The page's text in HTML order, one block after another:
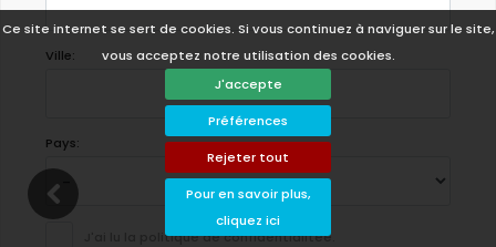
Ce site internet se sert de cookies. Si vous continuez à naviguer sur le site,
vous acceptez notre utilisation des cookies.
J'accepte
Préférences
Rejeter tout
Pour en savoir plus,
cliquez ici
Ville:
Pays:
J'ai lu la politique de confidentialitée.